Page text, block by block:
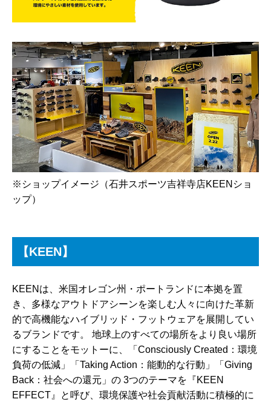
※ショップイメージ（石井スポーツ吉祥寺店KEENショ
ップ）
【KEEN】
KEENは、米国オレゴン州・ポートランドに本拠を置
き、多様なアウトドアシーンを楽しむ人々に向けた革新
的で高機能なハイブリッド・フットウェアを展開してい
るブランドです。 地球上のすべての場所をより良い場所
にすることをモットーに、「Consciously Created：環境
負荷の低減」「Taking Action：能動的な行動」「Giving
Back：社会への還元」の 3つのテーマを『KEEN
EFFECT』と呼び、環境保護や社会貢献活動に積極的に